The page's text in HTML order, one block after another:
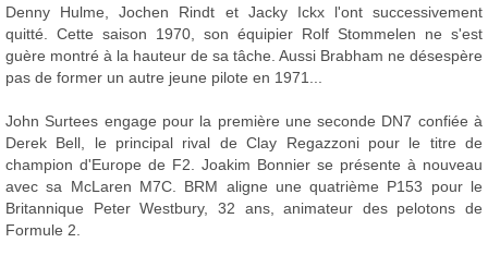
Denny Hulme, Jochen Rindt et Jacky Ickx l'ont successivement
quitté. Cette saison 1970, son équipier Rolf Stommelen ne s'est
guère montré à la hauteur de sa tâche. Aussi Brabham ne désespère
pas de former un autre jeune pilote en 1971...
John Surtees engage pour la première une seconde DN7 confiée à
Derek Bell, le principal rival de Clay Regazzoni pour le titre de
champion d'Europe de F2. Joakim Bonnier se présente à nouveau
avec sa McLaren M7C. BRM aligne une quatrième P153 pour le
Britannique Peter Westbury, 32 ans, animateur des pelotons de
Formule 2.